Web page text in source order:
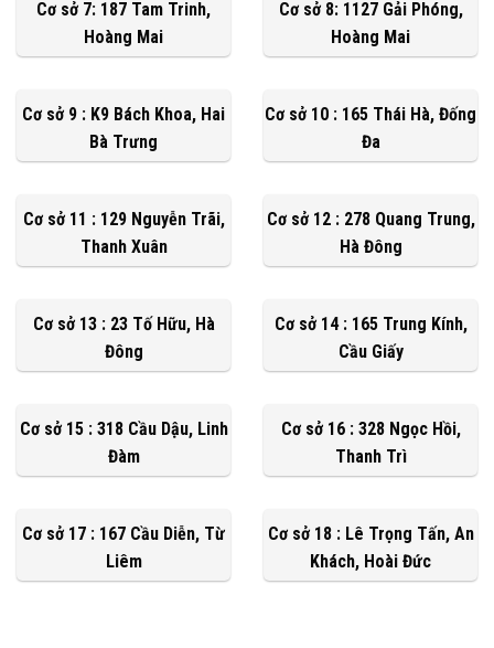
Cơ sở 7: 187 Tam Trinh,
Hoàng Mai
Cơ sở 8: 1127 Gải Phóng,
Hoàng Mai
Cơ sở 9 : K9 Bách Khoa, Hai
Bà Trưng
Cơ sở 10 : 165 Thái Hà, Đống
Đa
Cơ sở 11 : 129 Nguyễn Trãi,
Thanh Xuân
Cơ sở 12 : 278 Quang Trung,
Hà Đông
Cơ sở 13 : 23 Tố Hữu, Hà
Đông
Cơ sở 14 : 165 Trung Kính,
Cầu Giấy
Cơ sở 15 : 318 Cầu Dậu, Linh
Đàm
Cơ sở 16 : 328 Ngọc Hồi,
Thanh Trì
Cơ sở 17 : 167 Cầu Diễn, Từ
Liêm
Cơ sở 18 : Lê Trọng Tấn, An
Khách, Hoài Đức